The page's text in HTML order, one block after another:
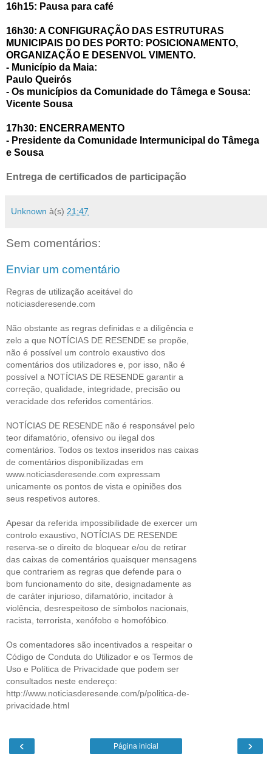
16h15: Pausa para café
16h30: A CONFIGURAÇÃO DAS ESTRUTURAS
MUNICIPAIS DO DES PORTO: POSICIONAMENTO,
ORGANIZAÇÃO E DESENVOL VIMENTO.
- Município da Maia:
Paulo Queirós
- Os municípios da Comunidade do Tâmega e Sousa:
Vicente Sousa
17h30: ENCERRAMENTO
- Presidente da Comunidade Intermunicipal do Tâmega
e Sousa
Entrega de certificados de participação
Unknown à(s) 21:47
Sem comentários:
Enviar um comentário
Regras de utilização aceitável do
noticiasderesende.com
Não obstante as regras definidas e a diligência e
zelo a que NOTÍCIAS DE RESENDE se propõe,
não é possível um controlo exaustivo dos
comentários dos utilizadores e, por isso, não é
possível a NOTÍCIAS DE RESENDE garantir a
correção, qualidade, integridade, precisão ou
veracidade dos referidos comentários.
NOTÍCIAS DE RESENDE não é responsável pelo
teor difamatório, ofensivo ou ilegal dos
comentários. Todos os textos inseridos nas caixas
de comentários disponibilizadas em
www.noticiasderesende.com expressam
unicamente os pontos de vista e opiniões dos
seus respetivos autores.
Apesar da referida impossibilidade de exercer um
controlo exaustivo, NOTÍCIAS DE RESENDE
reserva-se o direito de bloquear e/ou de retirar
das caixas de comentários quaisquer mensagens
que contrariem as regras que defende para o
bom funcionamento do site, designadamente as
de caráter injurioso, difamatório, incitador à
violência, desrespeitoso de símbolos nacionais,
racista, terrorista, xenófobo e homofóbico.
Os comentadores são incentivados a respeitar o
Código de Conduta do Utilizador e os Termos de
Uso e Política de Privacidade que podem ser
consultados neste endereço:
http://www.noticiasderesende.com/p/politica-de-
privacidade.html
‹ ›
Página inicial